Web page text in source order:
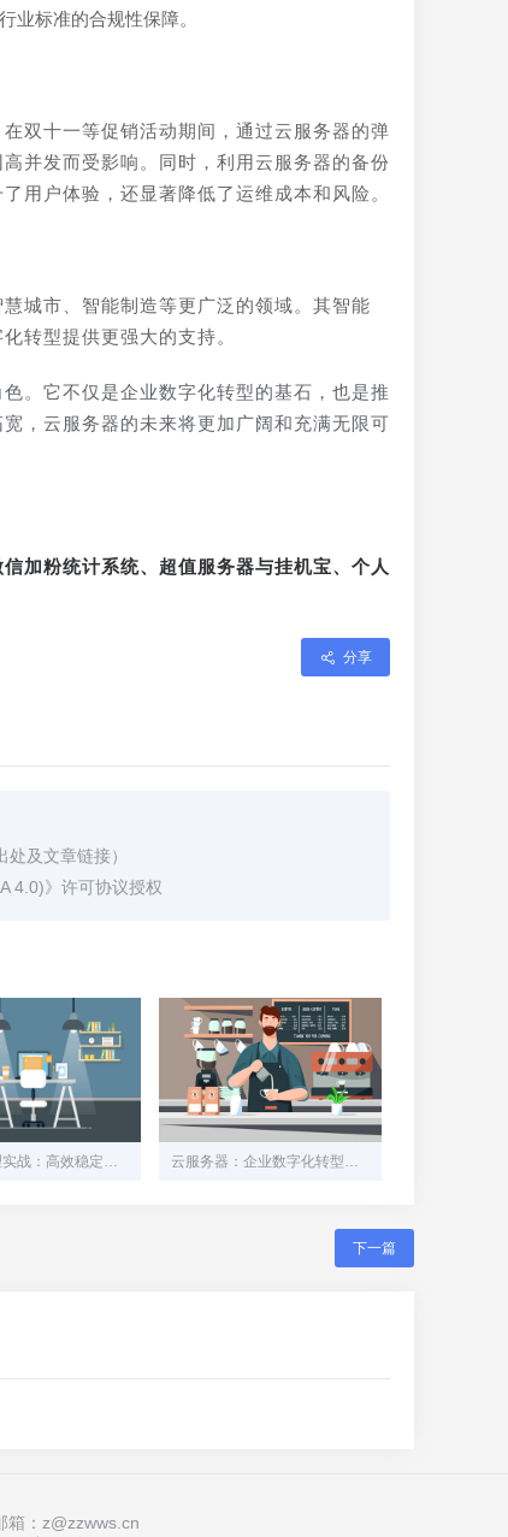
业标准的合规性保障。
双十一等促销活动期间，通过云服务器的弹
并发而受影响。同时，利用云服务器的备份
用户体验，还显著降低了运维成本和风险。
城市、智能制造等更广泛的领域。其智能
转型提供更强大的支持。
。它不仅是企业数字化转型的基石，也是推
，云服务器的未来将更加广阔和充满无限可
加粉统计系统、超值服务器与挂机宝、个人
分享
处及文章链接）
4.0)》许可协议授权
挂机宝管理实战：高效稳定背后的秘密武器 云服务器：企业数字化转型的坚实底座
下一篇
箱：z@zzwws.cn